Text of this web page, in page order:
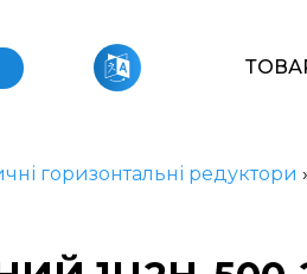
горизонтальні редуктори